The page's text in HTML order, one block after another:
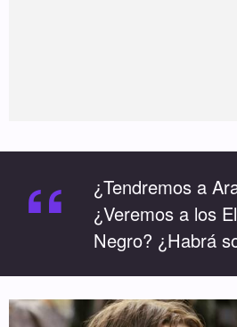
“
¿Tendremos a
¿Veremos a los
Negro? ¿Habrá